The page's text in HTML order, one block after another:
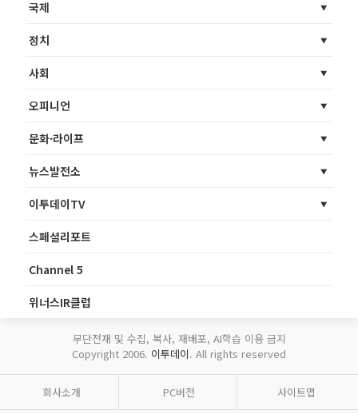
국제
정치
사회
오피니언
문화·라이프
뉴스발전소
이투데이TV
스페셜리포트
Channel 5
위너스IR클럽
무단전재 및 수집, 복사, 재배포, AI학습 이용 금지
Copyright 2006. 이투데이. All rights reserved
회사소개 PC버전 사이트맵